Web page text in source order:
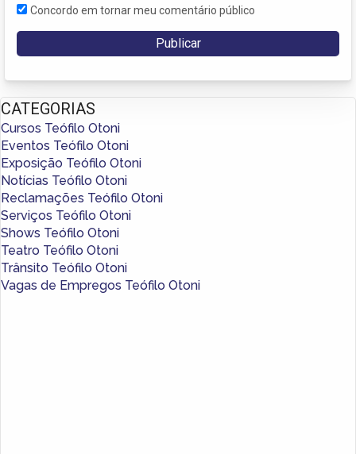
Concordo em tornar meu comentário público
CATEGORIAS
Cursos Teófilo Otoni
Eventos Teófilo Otoni
Exposição Teófilo Otoni
Notícias Teófilo Otoni
Reclamações Teófilo Otoni
Serviços Teófilo Otoni
Shows Teófilo Otoni
Teatro Teófilo Otoni
Trânsito Teófilo Otoni
Vagas de Empregos Teófilo Otoni